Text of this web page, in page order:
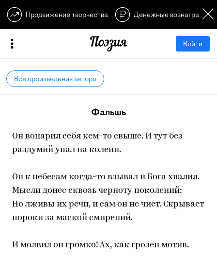
Продвижение творчества Денежные
Войти
Все произведения автора
Фальшь
Он воцарил себя кем-то свыше. И тут без
раздумий упал на колени.
Он к небесам когда-то взывал и Бога хвалил.
Мысли донес сквозь черноту поколений:
Но лживы их речи, и сам он не чист. Скрывает
пороки за маской смирений.
И молвил он громко! Ах, как грозен мотив.